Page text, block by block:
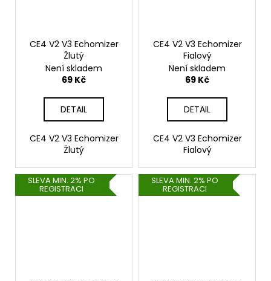
CE4 V2 V3 Echomizer
Žlutý
Není skladem
69 Kč
DETAIL
CE4 V2 V3 Echomizer
Žlutý
CE4 V2 V3 Echomizer
Fialový
Není skladem
69 Kč
DETAIL
CE4 V2 V3 Echomizer
Fialový
SLEVA MIN. 2% PO
REGISTRACI
SLEVA MIN. 2% PO
REGISTRACI